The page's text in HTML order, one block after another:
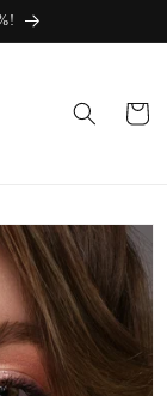
Korpa